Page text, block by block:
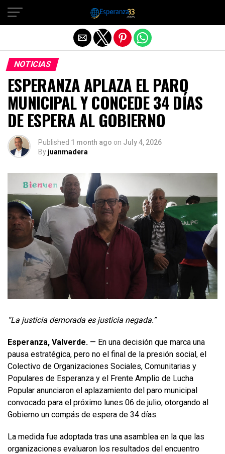
NOTICIAS
ESPERANZA APLAZA EL PARO
MUNICIPAL Y CONCEDE 34 DÍAS
DE ESPERA AL GOBIERNO
Published 1 month ago on July 4, 2026
By juanmadera
“La justicia demorada es justicia negada.”
Esperanza, Valverde. — En una decisión que marca una
pausa estratégica, pero no el final de la presión social, el
Colectivo de Organizaciones Sociales, Comunitarias y
Populares de Esperanza y el Frente Amplio de Lucha
Popular anunciaron el aplazamiento del paro municipal
convocado para el próximo lunes 06 de julio, otorgando al
Gobierno un compás de espera de 34 días.
La medida fue adoptada tras una asamblea en la que las
organizaciones evaluaron los resultados del encuentro
Exit mobile version